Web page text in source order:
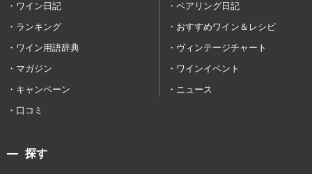
ワイン日記
ペアリング日記
ランキング
おすすめワイン＆レシピ
ワイン用語辞典
ヴィンテージチャート
マガジン
ワインイベント
キャンペーン
ニュース
口コミ
探す